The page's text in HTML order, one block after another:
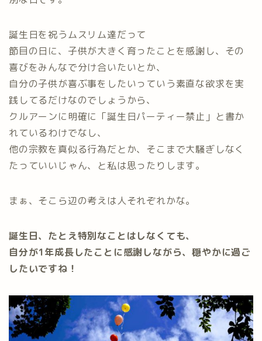
誕生日を祝うムスリム達だって
節目の日に、子供が大きく育ったことを感謝し、その
喜びをみんなで分け合いたいとか、
自分の子供が喜ぶ事をしたいっていう素直な欲求を実
践してるだけなのでしょうから、
クルアーンに明確に「誕生日パーティー禁止」と書か
れているわけでなし、
他の宗教を真似る行為だとか、そこまで大騒ぎしなく
たっていいじゃん、と私は思ったりします。
まぁ、そこら辺の考えは人それぞれかな。
誕生日、たとえ特別なことはしなくても、
自分が1年成長したことに感謝しながら、穏やかに過ご
したいですね！